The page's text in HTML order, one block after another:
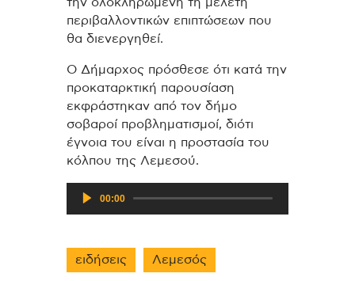
περιβαλλοντικών επιπτώσεων που
θα διενεργηθεί.
Ο Δήμαρχος πρόσθεσε ότι κατά την
προκαταρκτική παρουσίαση
εκφράστηκαν από τον δήμο
σοβαροί προβληματισμοί, διότι
έγνοια του είναι η προστασία του
κόλπου της Λεμεσού.
Πρόγραμμα
00:00
ειδήσεις Λεμεσός